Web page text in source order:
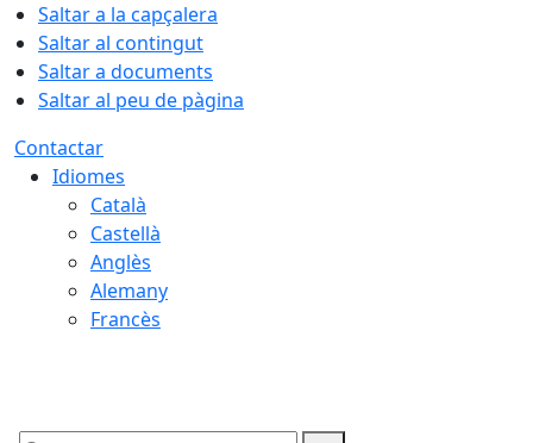
Saltar a la capçalera
Saltar al contingut
Saltar a documents
Saltar al peu de pàgina
Contactar
Idiomes
Català
Castellà
Anglès
Alemany
Francès